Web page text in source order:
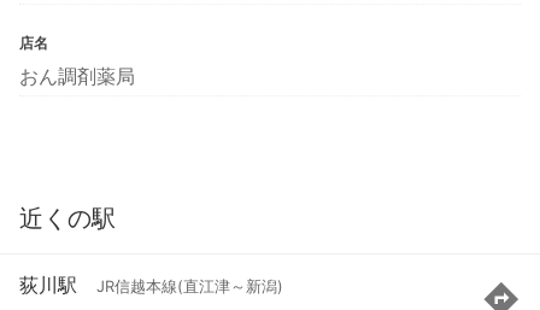
店名
おん調剤薬局
近くの駅
荻川駅 JR信越本線(直江津～新潟)